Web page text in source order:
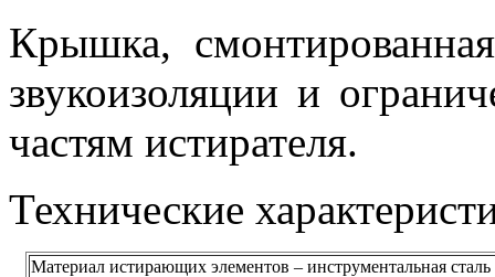
Крышка,
звукоизоляции и
частям истирателя.
Технические
Материал истирающих элементов – инструментальная сталь